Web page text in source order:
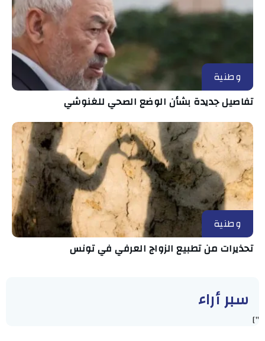
وطنية
تفاصيل جديدة بشأن الوضع الصحي للغنوشي
وطنية
تحذيرات من تطبيع الزواج العرفي في تونس
سبر أراء
"]